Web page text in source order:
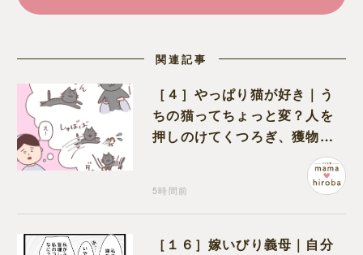
関連記事
［４］やっぱり猫が好き｜う
ちの猫ってちょっと変？人を
押しのけてくつろぎ、獲物に
も物怖じしない鋼のハート
5時間前
［１６］嫁いびり義母｜自分